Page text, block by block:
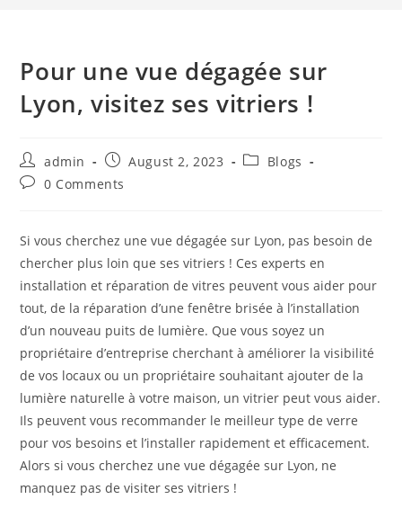
Pour une vue dégagée sur
Lyon, visitez ses vitriers !
Post
author:
admin
Post
published:
August 2, 2023
PostBlogs
Post0 Comments
Si vous cherchez une vue dégagée sur Lyon, pas besoin de
chercher plus loin que ses vitriers ! Ces experts en
installation et réparation de vitres peuvent vous aider pour
tout, de la réparation d’une fenêtre brisée à l’installation
d’un nouveau puits de lumière. Que vous soyez un
propriétaire d’entreprise cherchant à améliorer la visibilité
de vos locaux ou un propriétaire souhaitant ajouter de la
lumière naturelle à votre maison, un vitrier peut vous aider.
Ils peuvent vous recommander le meilleur type de verre
pour vos besoins et l’installer rapidement et efficacement.
Alors si vous cherchez une vue dégagée sur Lyon, ne
manquez pas de visiter ses vitriers !